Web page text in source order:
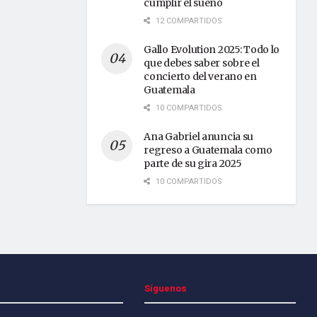
cumplir el sueño
12 COMPARTIDOS
Gallo Evolution 2025: Todo lo
que debes saber sobre el
concierto del verano en
Guatemala
10 COMPARTIDOS
Ana Gabriel anuncia su
regreso a Guatemala como
parte de su gira 2025
10 COMPARTIDOS
Síguenos